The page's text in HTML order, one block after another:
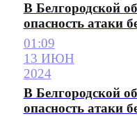
В Белгородской
опасность атаки
01:09
13 ИЮН
2024
В Белгородской
опасность атаки